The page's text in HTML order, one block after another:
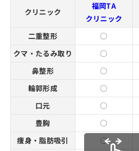
クリニック
福岡TA
クリニック
二重整形
○
クマ・たるみ取り
○
鼻整形
○
輪郭形成
○
口元
○
豊胸
○
痩身・脂肪吸引
○